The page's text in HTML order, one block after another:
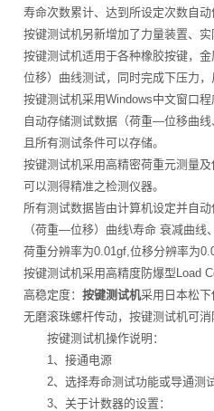
寿命次数累计、达到所设定次数自动
按键测试机另新增加了力量装置、实
按键测试机适用于各种橡胶按键，
位移）曲线测试，同时完成下压力，
按键测试机采用Windows中文窗口程
自动存储测试数据（荷重—位移曲线
且所有测试条件可以存储。
按键测试机采用高精密荷重元测量及
可以测得精准之检测仪器。
所有测试数据皆由计算机设定并自动
（荷重—位移）曲线\寿命 衰减曲线
荷重分辨率为0.01gf,位移分辨率为
按键测试机采用高精度防爆型Load
高稳定度：按键测试机采用日本松下
无磨滚珠螺杆传动，按键测试机可消
按键测试机操作说明：
1、接通电源
2、选择寿命测试功能或导通测试
3、关于计数器的设置：